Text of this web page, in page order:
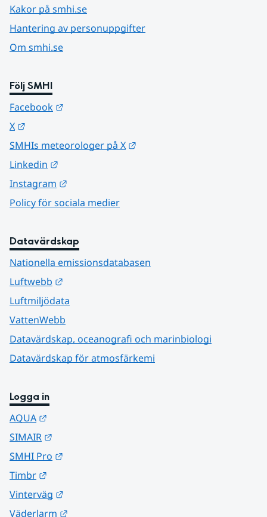
Kakor på smhi.se
Hantering av personuppgifter
Om smhi.se
Följ SMHI
Facebook
X
SMHIs meteorologer på X
Linkedin
Instagram
Policy för sociala medier
Datavärdskap
Nationella emissionsdatabasen
Luftwebb
Luftmiljödata
VattenWebb
Datavärdskap, oceanografi och marinbiologi
Datavärdskap för atmosfärkemi
Logga in
AQUA
SIMAIR
SMHI Pro
Timbr
Vinterväg
Väderlarm